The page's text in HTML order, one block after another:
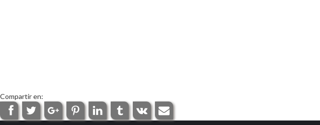
Compartir en: